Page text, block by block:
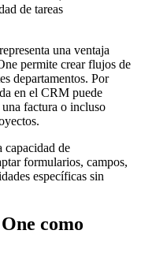
de tareas
una ventaja
permite crear flujos de
departamentos. Por
en el CRM puede
una factura o incluso
capacidad de
formularios, campos,
específicas sin
como